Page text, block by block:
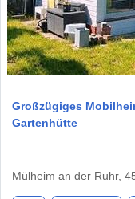
Großzügiges
Gartenhütte
Mülheim an der Ruhr,